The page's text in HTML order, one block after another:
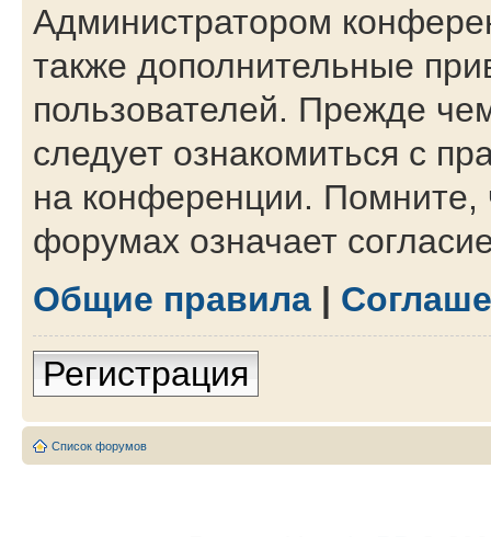
Администратором
также дополнительные
пользователей. Прежде
следует ознакомиться с
на конференции. Помните,
форумах означает
Общие правила |
Регистрация
Список форумов